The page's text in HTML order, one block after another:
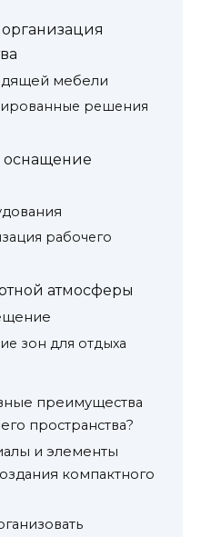
мебели
решения
оснащение
рабочего
атмосферы
зон для отдыха
преимущества
пространства?
и элементы
компактного